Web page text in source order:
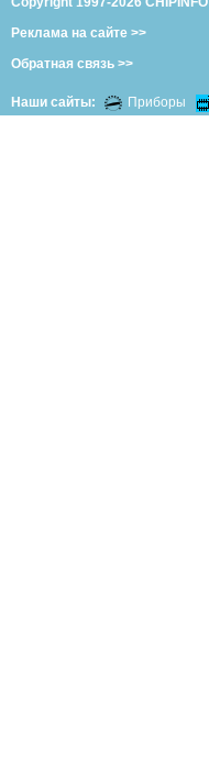
Реклама на сайте >>
Обратная связь >>
Наши сайты: Приборы